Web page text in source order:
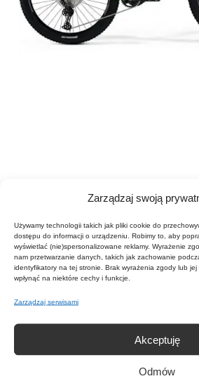
Zarządzaj swoją
Używamy technologii takich jak pliki cookie do
dostępu do informacji o urządzeniu. Robimy to, aby
wyświetlać (nie)spersonalizowane reklamy. Wyrażenie
nam przetwarzanie danych, takich jak zachowanie
identyfikatory na tej stronie. Brak wyrażenia zgody lub
wpłynąć na niektóre cechy i funkcje.
Zarządzaj serwisami
Akceptuję
Odmów
Load Category N